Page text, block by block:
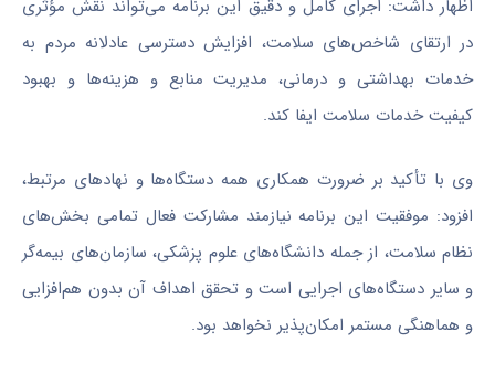
اظهار داشت: اجرای کامل و دقیق این برنامه می‌تواند نقش مؤثری
در ارتقای شاخص‌های سلامت، افزایش دسترسی عادلانه مردم به
خدمات بهداشتی و درمانی، مدیریت منابع و هزینه‌ها و بهبود
کیفیت خدمات سلامت ایفا کند.
وی با تأکید بر ضرورت همکاری همه دستگاه‌ها و نهادهای مرتبط،
افزود: موفقیت این برنامه نیازمند مشارکت فعال تمامی بخش‌های
نظام سلامت، از جمله دانشگاه‌های علوم پزشکی، سازمان‌های بیمه‌گر
و سایر دستگاه‌های اجرایی است و تحقق اهداف آن بدون هم‌افزایی
و هماهنگی مستمر امکان‌پذیر نخواهد بود.